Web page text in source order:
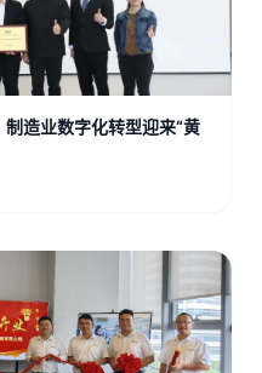
制造业数字化转型迎来“黄